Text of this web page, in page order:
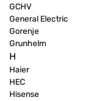
GCHV
General Electric
Gorenje
Grunhelm
H
Haier
HEC
Hisense